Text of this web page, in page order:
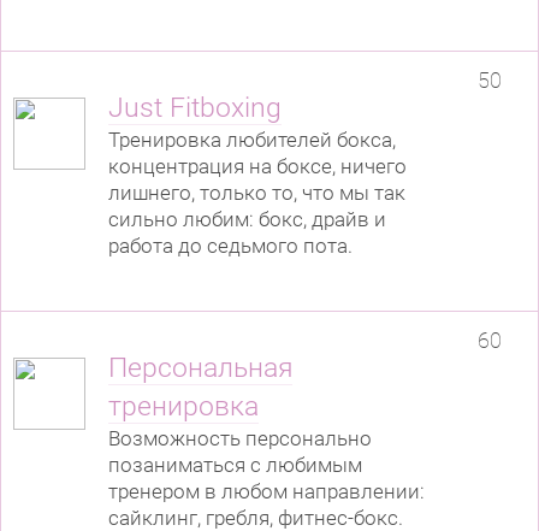
Just Fitboxing
Тренировка любителей бокса,
концентрация на боксе, ничего
лишнего, только то, что мы так
сильно любим: бокс, драйв и
работа до седьмого пота.
50
Персональная
тренировка
Возможность персонально
позаниматься с любимым
тренером в любом направлении:
сайклинг, гребля, фитнес-бокс.
60